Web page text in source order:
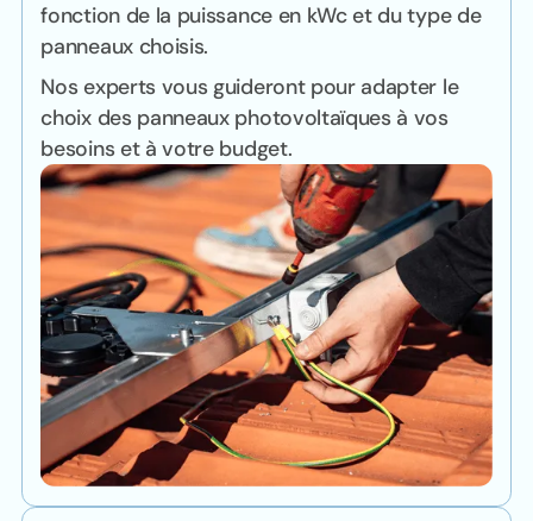
fonction de la puissance en kWc et du type de
panneaux choisis.
Nos experts vous guideront pour adapter le
choix des panneaux photovoltaïques à vos
besoins et à votre budget.